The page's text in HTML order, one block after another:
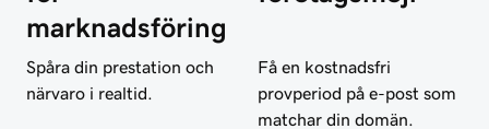
marknadsföring
Spåra din prestation och
närvaro i realtid.
Få en kostnadsfri
provperiod på e-post som
matchar din domän.